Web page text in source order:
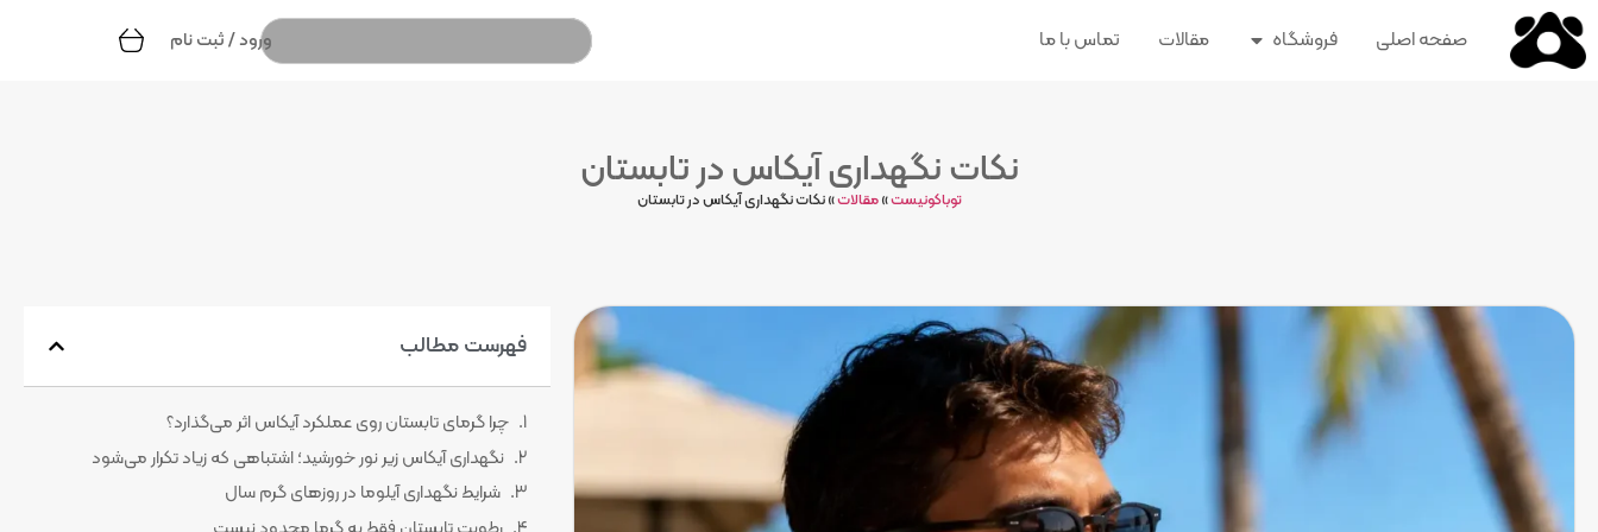
صفحه اصلی فروشگاه مقالات تماس با ما ورود / ثبت نام
نکات نگهداری آیکاس در تابستان
توباکونیست»مقالات»نکات نگهداری آیکاس در تابستان
فهرست مطالب
چرا گرمای تابستان روی عملکرد آیکاس اثر می‌گذارد؟
نگهداری آیکاس زیر نور خورشید؛ اشتباهی که زیاد تکرار می‌شود
شرایط نگهداری آیلوما در روزهای گرم سال